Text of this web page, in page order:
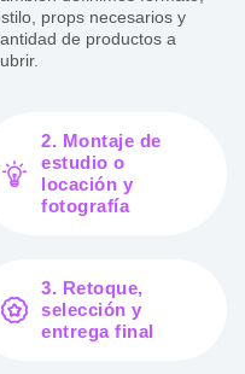
props necesarios y
de productos a
2. Montaje de
estudio o
locación y
fotografía
3. Retoque,
selección y
entrega final